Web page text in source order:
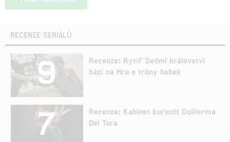
RECENZE SERIÁLŮ
9
Recenze: Rytíř Sedmi království
hází na Hru o trůny bobek
7
Recenze: Kabinet kuriozit Guillerma
Del Tora